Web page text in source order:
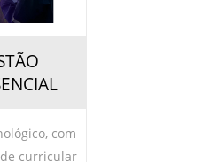
com
curricular